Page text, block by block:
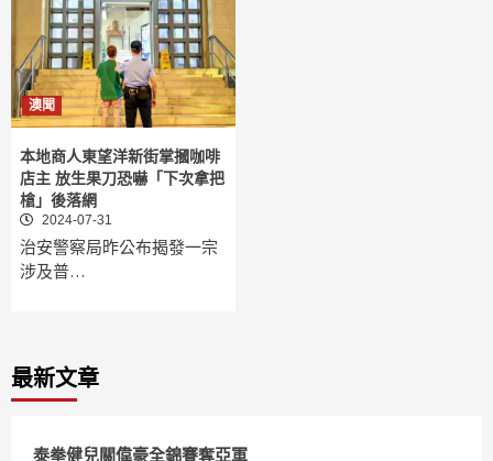
澳聞
本地商人東望洋新街掌摑咖啡
店主 放生果刀恐嚇「下次拿把
槍」後落網
2024-07-31
治安警察局昨公布揭發一宗
涉及普…
最新文章
泰拳健兒關偉豪全錦賽奪亞軍